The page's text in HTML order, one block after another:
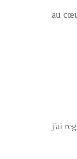
au
ce
ce
qui
j'ai
je